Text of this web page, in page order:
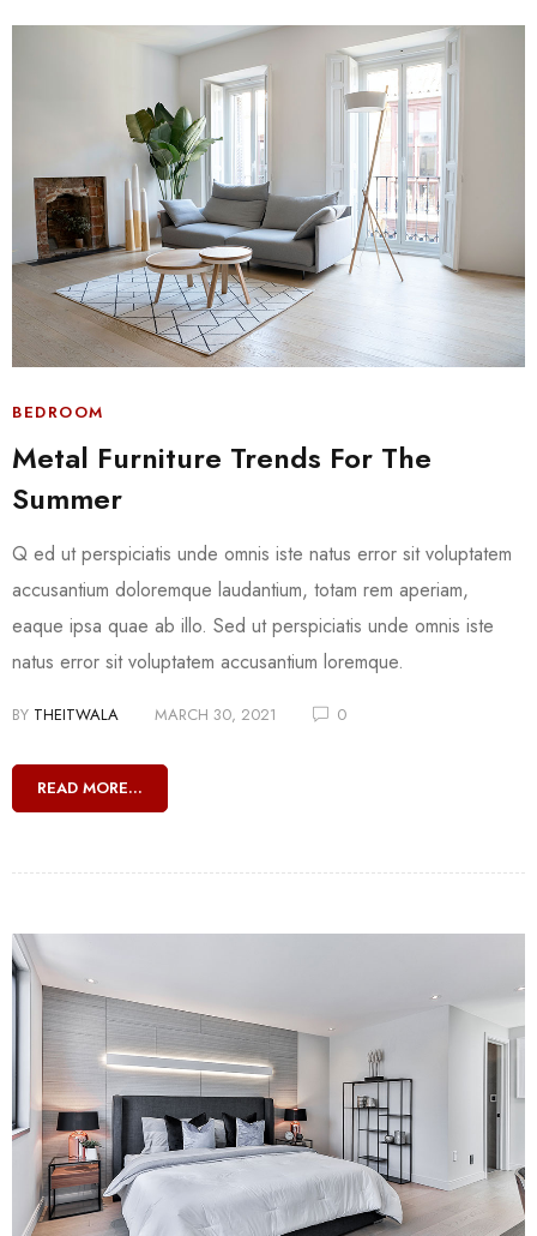
BEDROOM
Metal Furniture Trends For The
Summer
Q ed ut perspiciatis unde omnis iste natus error sit voluptatem
accusantium doloremque laudantium, totam rem aperiam,
eaque ipsa quae ab illo. Sed ut perspiciatis unde omnis iste
natus error sit voluptatem accusantium loremque.
BY THEITWALA MARCH 30, 2021 0
READ MORE...